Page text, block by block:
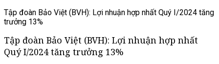
Tập đoàn Bảo Việt (BVH): Lợi nhuận hợp nhất Quý I/2024 tăng
trưởng 13%
Tập đoàn Bảo Việt (BVH): Lợi nhuận hợp nhất
Quý I/2024 tăng trưởng 13%